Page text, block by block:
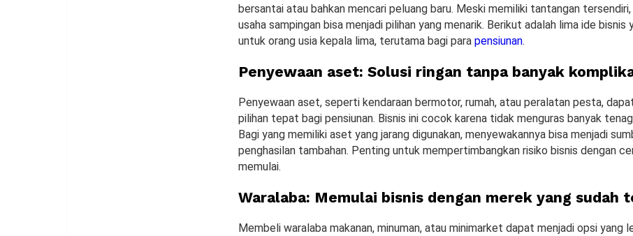
bersantai atau bahkan mencari peluang baru. Meski memiliki tantangan
usaha sampingan bisa menjadi pilihan yang menarik. Berikut adalah lima ide bisnis
untuk orang usia kepala lima, terutama bagi para pensiunan.
Penyewaan aset: Solusi ringan tanpa banyak
Penyewaan aset, seperti kendaraan bermotor, rumah, atau peralatan pesta,
pilihan tepat bagi pensiunan. Bisnis ini cocok karena tidak menguras banyak
Bagi yang memiliki aset yang jarang digunakan, menyewakannya bisa menjadi
penghasilan tambahan. Penting untuk mempertimbangkan risiko bisnis dengan
memulai.
Waralaba: Memulai bisnis dengan merek yang sudah
Membeli waralaba makanan, minuman, atau minimarket dapat menjadi opsi yang